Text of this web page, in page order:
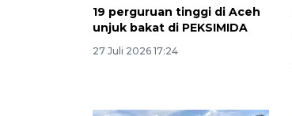
19 perguruan tinggi di Aceh
unjuk bakat di PEKSIMIDA
27 Juli 2026 17:24